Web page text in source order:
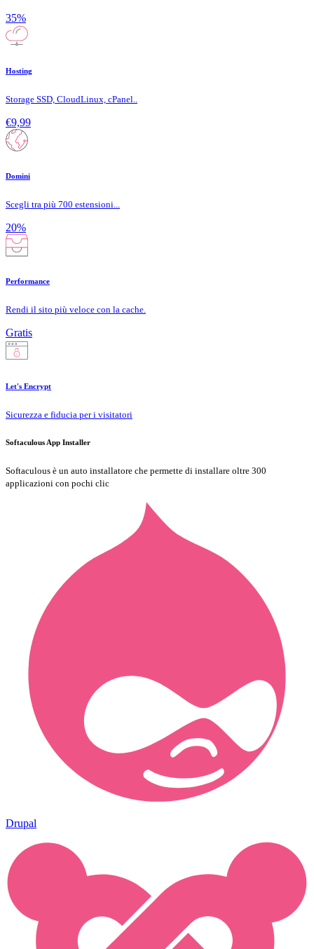
35%
Hosting
Storage SSD, CloudLinux, cPanel..
€9,99
Domini
Scegli tra più 700 estensioni...
20%
Performance
Rendi il sito più veloce con la cache.
Gratis
Let's Encrypt
Sicurezza e fiducia per i visitatori
Softaculous App Installer
Softaculous è un auto installatore che permette di installare oltre 300
applicazioni con pochi clic
Drupal